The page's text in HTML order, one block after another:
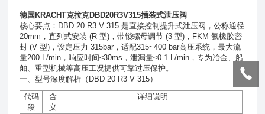
德国 KRACHT克拉克DBD20R3V315插装式泄压阀
核心要点：DBD 20 R3 V 315 是直接控制提升式泄压阀，公称通径
20mm，直列式安装 (R 型)，带锁螺母调节 (3 型)，FKM 氟橡胶密
封 (V 型)，设定压力 315bar，适配315~400 bar高压系统，最大流
量200 L/min，响应时间≤30ms，泄漏量≤0.1 L/min，专为冶金、船
舶、重型机械等高压工况提供可靠过压保护。
一、型号深度解析（DBD 20 R3 V 315）
代码
段
含
义
详细说明